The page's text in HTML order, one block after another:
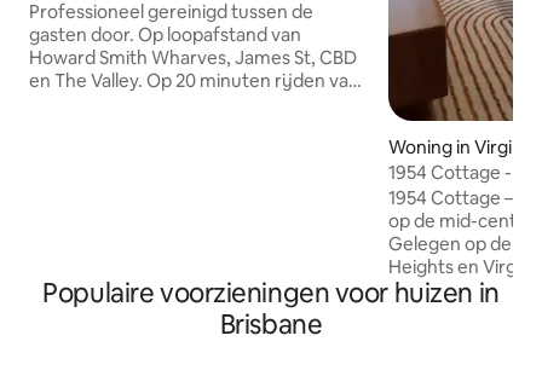
airconditioning, 4 parkeerplaatsen
Professioneel gereinigd tussen de
gasten door. Op loopafstand van
Howard Smith Wharves, James St, CBD
en The Valley. Op 20 minuten rijden van
beddengoed. Ideaal voor stellen, kleine
groepen en gezinnen, en
huisdiervriendelijk. Ingericht voor
Woning in Virginia
1954 Cottage -
Vibe.
1954 Cottage –
op de mid-
Gelegen op de
Heights en
twee
Populaire voorzieningen voor huizen in
Brisbane